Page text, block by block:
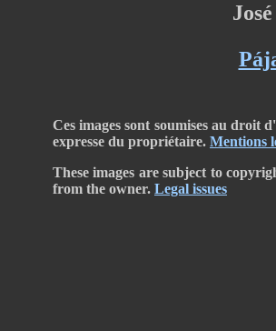
Ces images sont soumises au droit
expresse du propriétaire. Mentions
These images are subject to
from the owner. Legal issues